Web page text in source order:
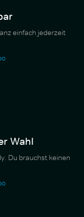
einfach jederzeit
Wahl
Du brauchst keinen